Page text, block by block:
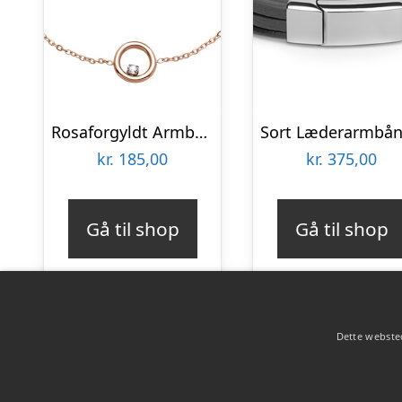
Rosaforgyldt Armbånd med Ring og Zirkonia – Mulighed for gravering
kr. 185,00
Gå til shop
kr. 375,00
Gå til shop
Dette